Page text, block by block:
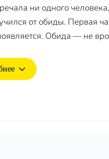
ни одного
от обиды. Первая
Обида — не